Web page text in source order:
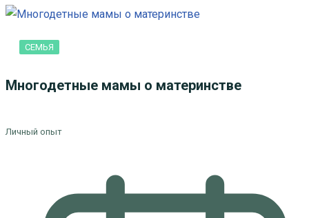
СЕМЬЯ
Многодетные мамы о материнстве
Личный опыт